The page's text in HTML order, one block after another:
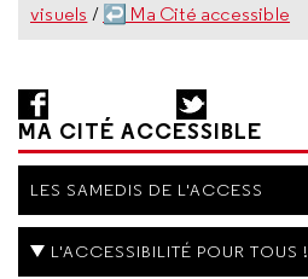
visuels / ↩ Ma Cité accessible
MA CITÉ ACCESSIBLE
LES SAMEDIS DE L'ACCESS
L'ACCESSIBILITÉ POUR TOUS !